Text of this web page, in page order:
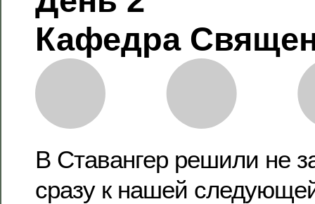
Кафедра
В Ставангер решили не
сразу к нашей